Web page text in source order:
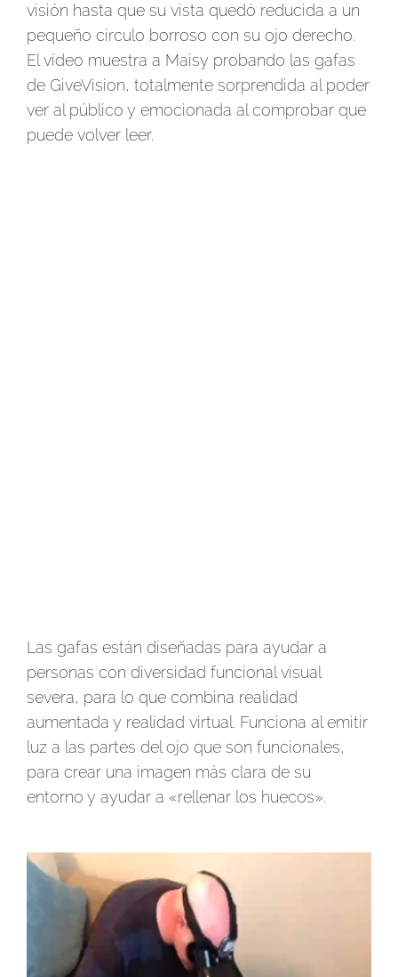
visión hasta que su vista quedó reducida a un
pequeño círculo borroso con su ojo derecho.
El vídeo muestra a Maisy probando las gafas
de GiveVision, totalmente sorprendida al poder
ver al público y emocionada al comprobar que
puede volver leer.
Las gafas están diseñadas para ayudar a
personas con diversidad funcional visual
severa, para lo que combina realidad
aumentada y realidad virtual. Funciona al emitir
luz a las partes del ojo que son funcionales,
para crear una imagen más clara de su
entorno y ayudar a «rellenar los huecos».
de
vídeo